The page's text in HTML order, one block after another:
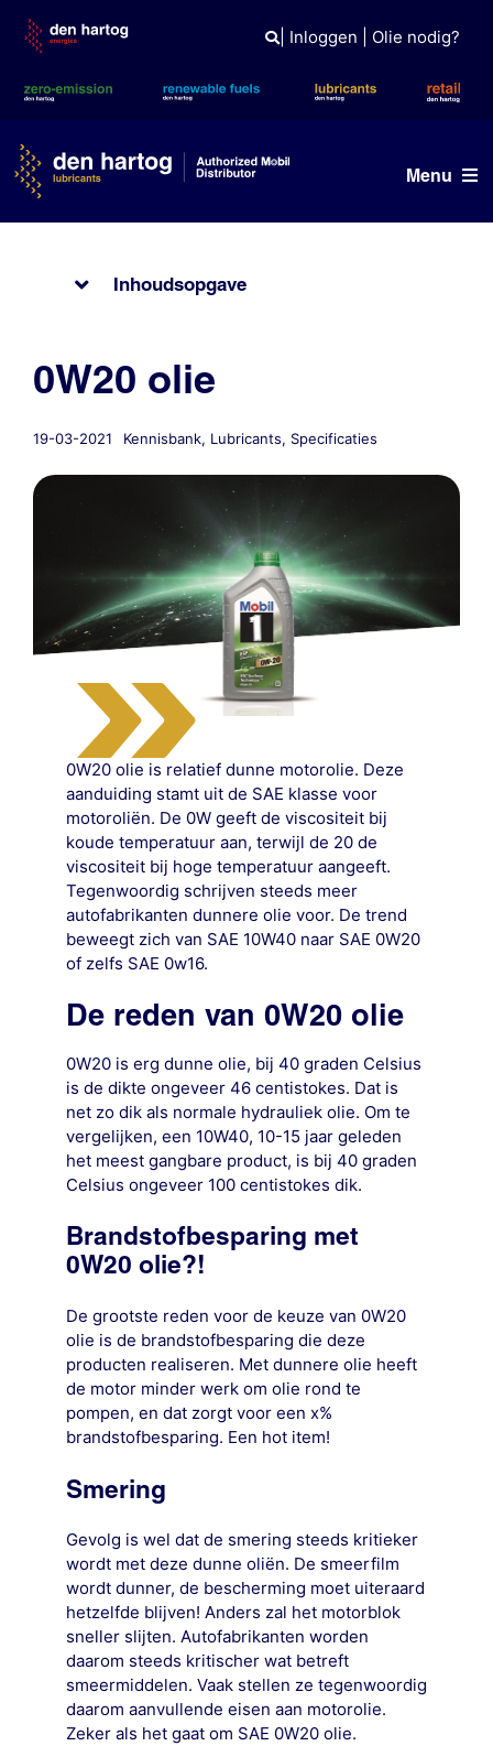
content
| Inloggen Olie nodig?
Menu
Producten
Kennisbank
Inhoudsopgave
0W20 olie
19-03-2021 Kennisbank, Lubricants, Specificaties
0W20 olie is relatief dunne motorolie. Deze
aanduiding stamt uit de SAE klasse voor
motoroliën. De 0W geeft de viscositeit bij
koude temperatuur aan, terwijl de 20 de
viscositeit bij hoge temperatuur aangeeft.
Tegenwoordig schrijven steeds meer
autofabrikanten dunnere olie voor. De trend
beweegt zich van SAE 10W40 naar SAE 0W20
of zelfs SAE 0w16.
De reden van 0W20 olie
0W20 is erg dunne olie, bij 40 graden Celsius
is de dikte ongeveer 46 centistokes. Dat is
net zo dik als normale hydrauliek olie. Om te
vergelijken, een 10W40, 10-15 jaar geleden
het meest gangbare product, is bij 40 graden
Celsius ongeveer 100 centistokes dik.
Brandstofbesparing met
0W20 olie?!
De grootste reden voor de keuze van 0W20
olie is de brandstofbesparing die deze
producten realiseren. Met dunnere olie heeft
de motor minder werk om olie rond te
pompen, en dat zorgt voor een x%
brandstofbesparing. Een hot item!
Smering
Gevolg is wel dat de smering steeds kritieker
wordt met deze dunne oliën. De smeerfilm
wordt dunner, de bescherming moet uiteraard
hetzelfde blijven! Anders zal het motorblok
sneller slijten. Autofabrikanten worden
daarom steeds kritischer wat betreft
smeermiddelen. Vaak stellen ze tegenwoordig
daarom aanvullende eisen aan motorolie.
Zeker als het gaat om SAE 0W20 olie.